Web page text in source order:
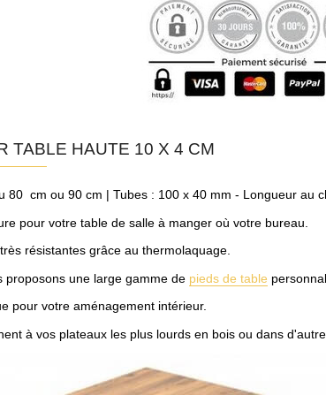
TABLE HAUTE 10 X 4 CM
cm ou 90 cm | Tubes : 100 x 40 mm - Longueur au
pour votre table de salle à manger où votre bureau.
résistantes grâce au thermolaquage.
une large gamme de pieds de table
pour votre aménagement intérieur.
à vos plateaux les plus lourds en bois ou dans